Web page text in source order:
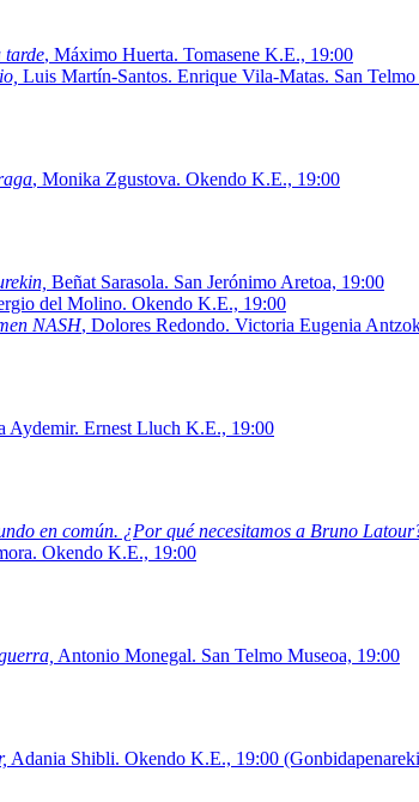
tarde, Máximo Huerta. Tomasene K.E., 19:00
Luis Martín-Santos. Enrique Vila-Matas. San
, Monika Zgustova. Okendo K.E., 19:00
Beñat Sarasola. San Jerónimo Aretoa, 19:00
del Molino. Okendo K.E., 19:00
NASH, Dolores Redondo. Victoria Eugenia
Aydemir. Ernest Lluch K.E., 19:00
en común. ¿Por qué necesitamos a Bruno
Okendo K.E., 19:00
Antonio Monegal. San Telmo Museoa, 19:00
Adania Shibli. Okendo K.E., 19:00